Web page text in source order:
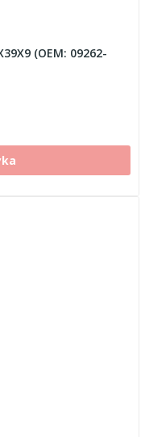
(OEM: 09262-